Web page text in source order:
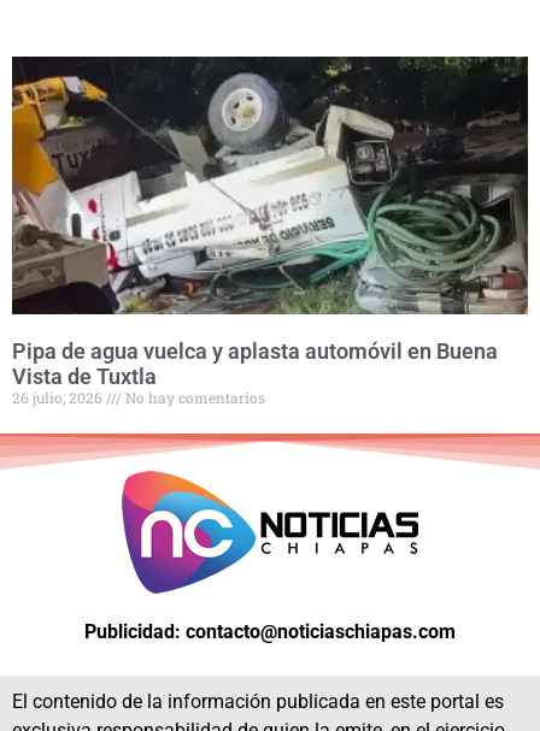
Pipa de agua vuelca y aplasta automóvil en Buena
Vista de Tuxtla
26 julio, 2026 No hay comentarios
Publicidad: contacto@noticiaschiapas.com
El contenido de la información publicada en este portal es